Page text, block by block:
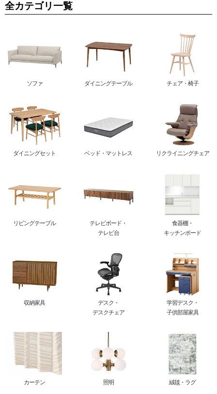
全カテゴリ一覧
ソファ ダイニングテーブル チェア・椅子
ダイニングセット ベッド・マットレス リクライニングチェア
リビングテーブル
テレビボード・
テレビ台
食器棚・
キッチンボード
収納家具
デスク・
デスクチェア
学習デスク・
子供部屋家具
カーテン 照明 絨毯・ラグ